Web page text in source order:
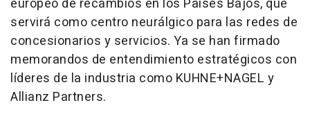
europeo de recambios en los Países Bajos, que
servirá como centro neurálgico para las redes de
concesionarios y servicios. Ya se han firmado
memorandos de entendimiento estratégicos con
líderes de la industria como KUHNE+NAGEL y
Allianz Partners.